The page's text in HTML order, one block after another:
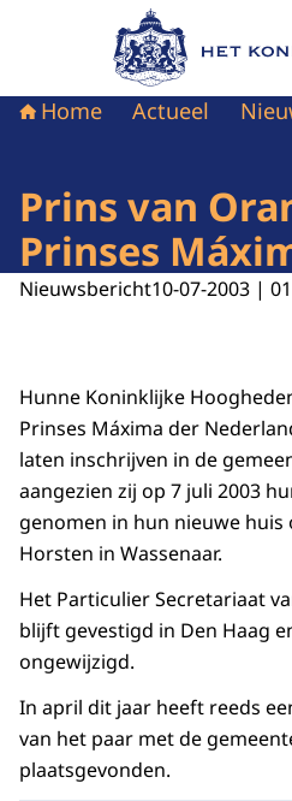
Naar de
Home Actueel
Prins van
Prinses
Nieuwsbericht10-07-2003 |
Hunne Koninklijke
Prinses Máxima der
laten inschrijven in de
aangezien zij op 7 juli 2003
genomen in hun nieuwe huis
Horsten in Wassenaar.
Het Particulier Secretariaat
blijft gevestigd in Den Haag
ongewijzigd.
In april dit jaar heeft reeds
van het paar met de
plaatsgevonden.